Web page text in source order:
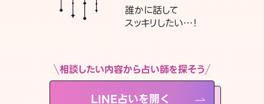
誰かに話して
スッキリしたい…！
相談したい内容から占い師を探そう
LINE占いを開く